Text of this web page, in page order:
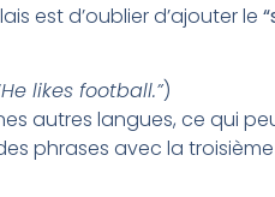
est d’oublier d’ajouter le
likes football.”)
autres langues, ce qui
phrases avec la